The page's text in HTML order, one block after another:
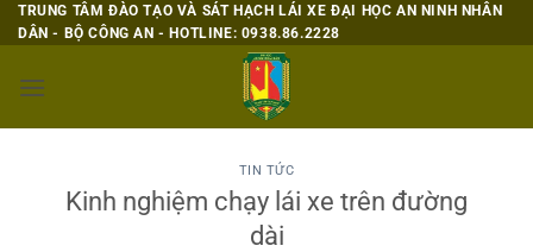
Bỏ
qua
dung
TRUNG TÂM ĐÀO TẠO VÀ SÁT HẠCH LÁI XE ĐẠI HỌC AN NINH NHÂN
DÂN - BỘ CÔNG AN - HOTLINE: 0938.86.2228
TIN TỨC
Kinh nghiệm chạy lái xe trên đường
dài